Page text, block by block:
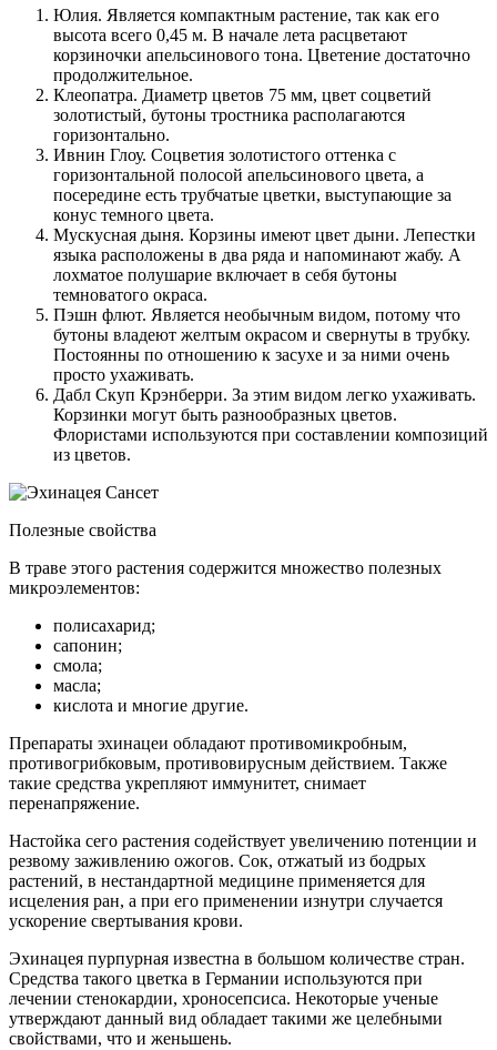
Юлия. Является компактным растение, так как его
высота всего 0,45 м. В начале лета расцветают
корзиночки апельсинового тона. Цветение достаточно
продолжительное.
Клеопатра. Диаметр цветов 75 мм, цвет соцветий
золотистый, бутоны тростника располагаются
горизонтально.
Ивнин Глоу. Соцветия золотистого оттенка с
горизонтальной полосой апельсинового цвета, а
посередине есть трубчатые цветки, выступающие за
конус темного цвета.
Мускусная дыня. Корзины имеют цвет дыни. Лепестки
языка расположены в два ряда и напоминают жабу. А
лохматое полушарие включает в себя бутоны
темноватого окраса.
Пэшн флют. Является необычным видом, потому что
бутоны владеют желтым окрасом и свернуты в трубку.
Постоянны по отношению к засухе и за ними очень
просто ухаживать.
Дабл Скуп Крэнберри. За этим видом легко ухаживать.
Корзинки могут быть разнообразных цветов.
Флористами используются при составлении композиций
из цветов.
Полезные свойства
В траве этого растения содержится множество полезных
микроэлементов:
полисахарид;
сапонин;
смола;
масла;
кислота и многие другие.
Препараты эхинацеи обладают противомикробным,
противогрибковым, противовирусным действием. Также
такие средства укрепляют иммунитет, снимает
перенапряжение.
Настойка сего растения содействует увеличению потенции и
резвому заживлению ожогов. Сок, отжатый из бодрых
растений, в нестандартной медицине применяется для
исцеления ран, а при его применении изнутри случается
ускорение свертывания крови.
Эхинацея пурпурная известна в большом количестве стран.
Средства такого цветка в Германии используются при
лечении стенокардии, хроносепсиса. Некоторые ученые
утверждают данный вид обладает такими же целебными
свойствами, что и женьшень.